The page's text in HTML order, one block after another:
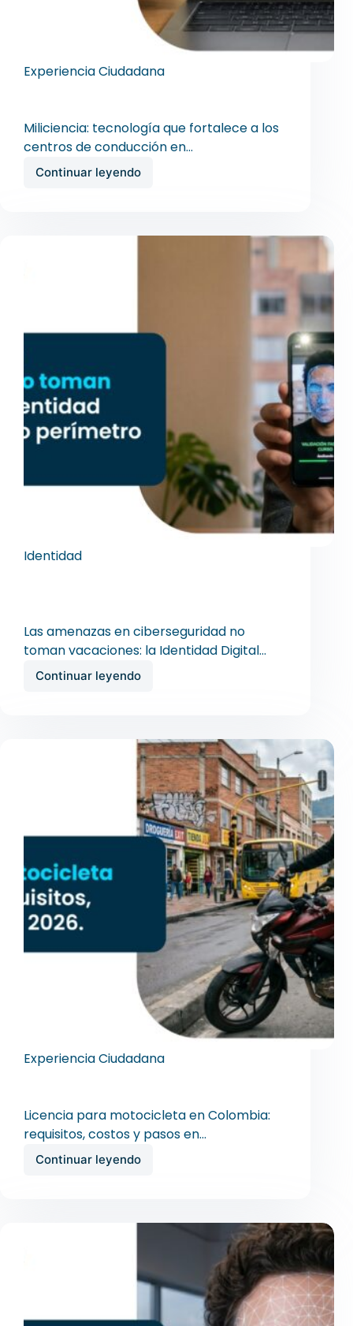
Experiencia Ciudadana
Miliciencia: tecnología que fortalece a los
centros de conducción en…
Continuar leyendo
Identidad
Las amenazas en ciberseguridad no
toman vacaciones: la Identidad Digital…
Continuar leyendo
Experiencia Ciudadana
Licencia para motocicleta en Colombia:
requisitos, costos y pasos en…
Continuar leyendo